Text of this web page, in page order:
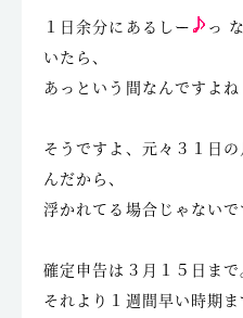
１日余分にあるしー
っ
いたら、
あっという間なんですよね
そうですよ、元々３１日
んだから、
浮かれてる場合じゃないで
確定申告は３月１５日まで
それより１週間早い時期